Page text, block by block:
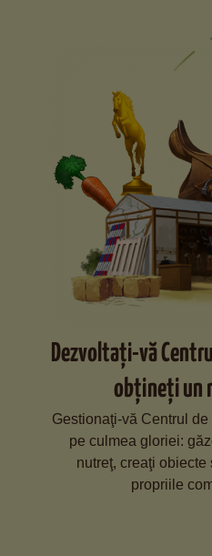
Dezvoltaţi-vă
obţineţi un
Gestionaţi-vă Centrul
pe culmea gloriei:
nutreţ, creaţi obiecte
propriile